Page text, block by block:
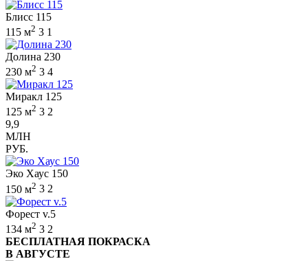
Блисс 115
115 м2 3 1
Долина 230
230 м2 3 4
Миракл 125
125 м2 3 2
9,9
МЛН
РУБ.
Эко Хаус 150
150 м2 3 2
Форест v.5
134 м2 3 2
БЕСПЛАТНАЯ ПОКРАСКА
В АВГУСТЕ